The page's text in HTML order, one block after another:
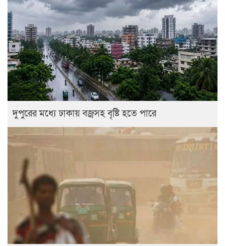
দুপুরের মধ্যে ঢাকায় বজ্রসহ বৃষ্টি হতে পারে